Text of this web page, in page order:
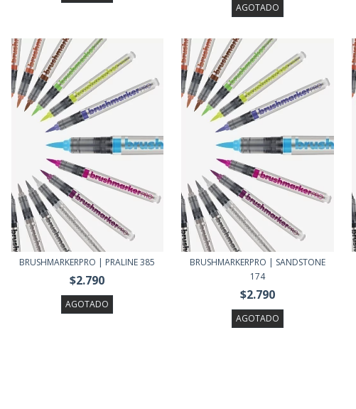
AGOTADO
BRUSHMARKERPRO | PRALINE 385
$2.790
AGOTADO
BRUSHMARKERPRO | SANDSTONE
174
$2.790
AGOTADO